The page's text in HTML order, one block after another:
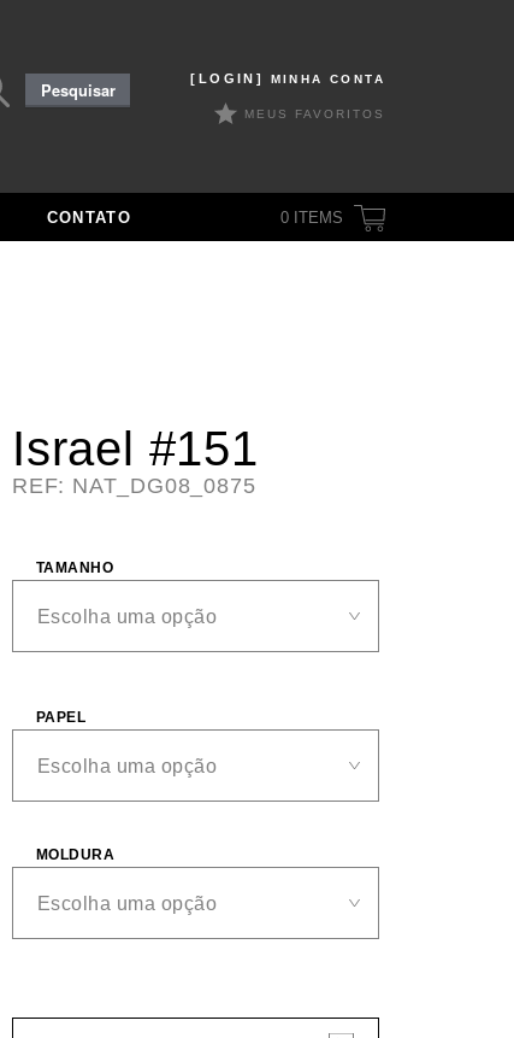
[LOGIN] MINHA CONTA
MEUS FAVORITOS
Pesquisar
por:Pesquisar
CONTATO 0 ITEMS
Israel #151
REF: NAT_DG08_0875
TAMANHO
PAPEL
MOLDURA